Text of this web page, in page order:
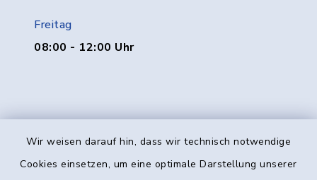
Wir weisen darauf hin, dass wir technisch notwendige
Cookies einsetzen, um eine optimale Darstellung unserer
Freitag
08:00 - 12:00 Uhr
Kontakt